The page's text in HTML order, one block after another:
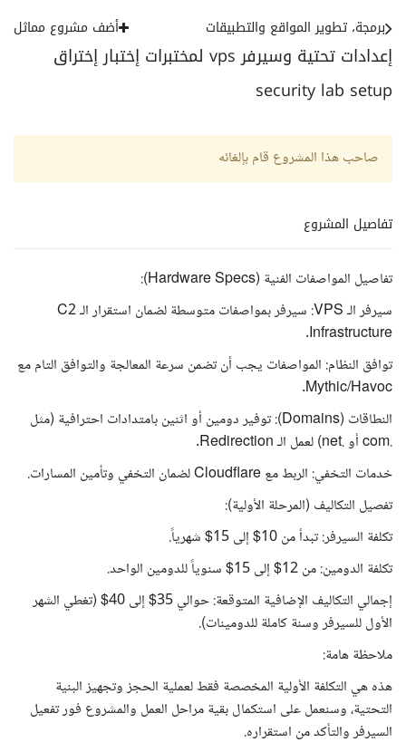
إعدادات تحتية وسيرفر vps لمختبرات إختبار إختراق
security lab setup
برمجة، تطوير المواقع والتطبيقات أضف مشروع مماثل
صاحب هذا المشروع قام بإلغائه
تفاصيل المشروع
تفاصيل المواصفات الفنية (Hardware Specs):
سيرفر الـ VPS: سيرفر بمواصفات متوسطة لضمان استقرار الـ C2
Infrastructure.
توافق النظام: المواصفات يجب أن تضمن سرعة المعالجة والتوافق التام مع
Mythic/Havoc.
النطاقات (Domains): توفير دومين أو اثنين بامتدادات احترافية (مثل
.com أو .net) لعمل الـ Redirection.
خدمات التخفي: الربط مع Cloudflare لضمان التخفي وتأمين المسارات.
تفصيل التكاليف (المرحلة الأولية):
تكلفة السيرفر: تبدأ من 10$ إلى 15$ شهرياً.
تكلفة الدومين: من 12$ إلى 15$ سنوياً للدومين الواحد.
إجمالي التكاليف الإضافية المتوقعة: حوالي 35$ إلى 40$ (تغطي الشهر
الأول للسيرفر وسنة كاملة للدومينات).
ملاحظة هامة:
هذه هي التكلفة الأولية المخصصة فقط لعملية الحجز وتجهيز البنية
التحتية، وسنعمل على استكمال بقية مراحل العمل والمشروع فور تفعيل
السيرفر والتأكد من استقراره.